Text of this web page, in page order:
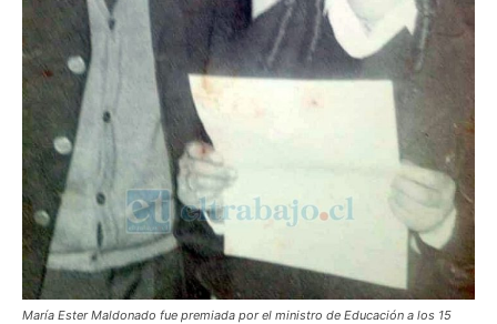
María Ester Maldonado fue premiada por el ministro de Educación a los 15